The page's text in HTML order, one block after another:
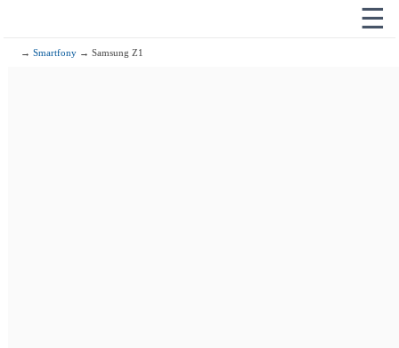
☰
→Smartfony → Samsung Z1